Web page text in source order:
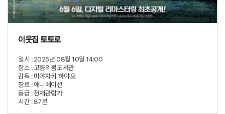
이웃집 토토로
일시 :2025년 08월 10일 14:00
장소 :고향의봄도서관
감독 :미야자키 하야오
장르 :애니메이션
등급 :전체관람가
시간 :87분